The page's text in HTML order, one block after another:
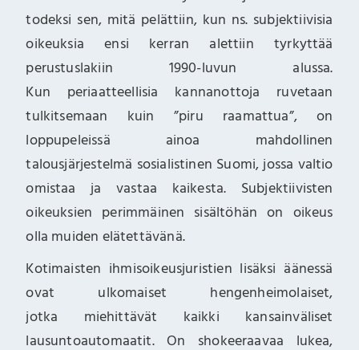
todeksi sen, mitä pelättiin, kun ns. subjektiivisia
oikeuksia ensi kerran alettiin tyrkyttää
perustuslakiin 1990-luvun alussa.
Kun periaatteellisia kannanottoja ruvetaan
tulkitsemaan kuin ”piru raamattua”, on
loppupeleissä ainoa mahdollinen
talousjärjestelmä sosialistinen Suomi, jossa valtio
omistaa ja vastaa kaikesta. Subjektiivisten
oikeuksien perimmäinen sisältöhän on oikeus
olla muiden elätettävänä.
Kotimaisten ihmisoikeusjuristien lisäksi äänessä
ovat ulkomaiset hengenheimolaiset,
jotka miehittävät kaikki kansainväliset
lausuntoautomaatit. On shokeeraavaa lukea,